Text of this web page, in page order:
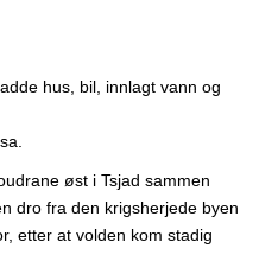
hus, bil, innlagt vann og
øst i Tsjad sammen
dro fra den krigsherjede byen
etter at volden kom stadig